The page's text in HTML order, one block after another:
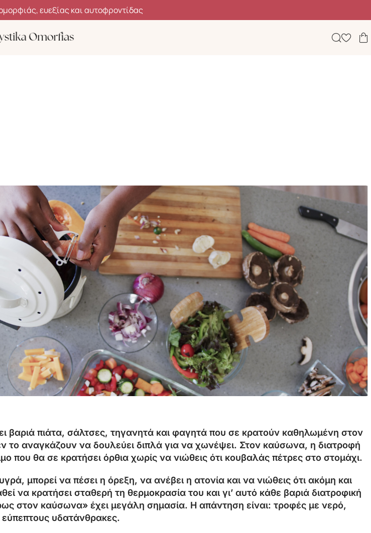
ευεξίας και αυτοφροντίδας
βαριά πιάτα, σάλτσες, τηγανητά και φαγητά που σε κρατούν καθηλωμένη στον
το αναγκάζουν να δουλεύει διπλά για να χωνέψει. Στον καύσωνα, η διατροφή
που θα σε κρατήσει όρθια χωρίς να νιώθεις ότι κουβαλάς πέτρες στο στομάχι.
μπορεί να πέσει η όρεξη, να ανέβει η ατονία και να νιώθεις ότι ακόμη και
να κρατήσει σταθερή τη θερμοκρασία του και γι’ αυτό κάθε βαριά διατροφική
στον καύσωνα» έχει μεγάλη σημασία. Η απάντηση είναι: τροφές με νερό,
υδατάνθρακες.